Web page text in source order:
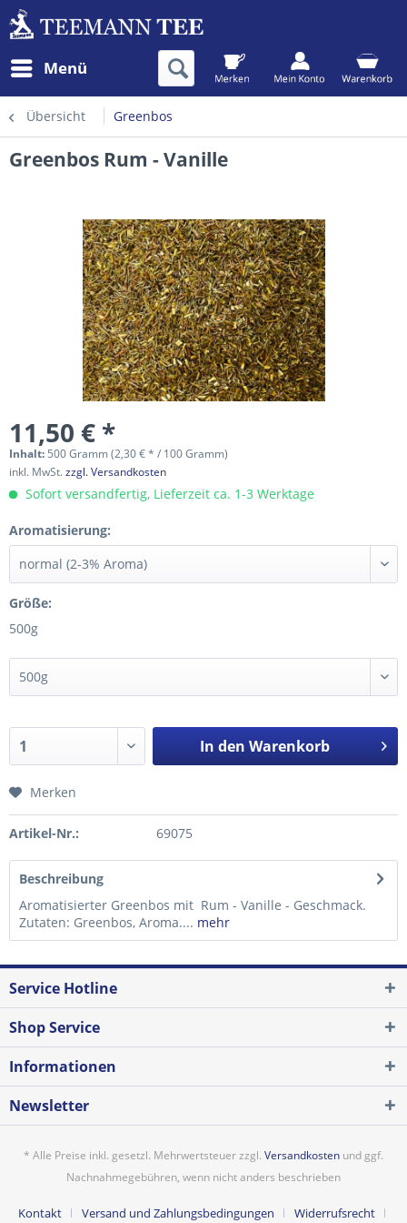
Menü
Übersicht Greenbos
Greenbos Rum - Vanille
11,50 € *
Inhalt: 500 Gramm (2,30 € * / 100 Gramm)
inkl. MwSt.zzgl. Versandkosten
Sofort versandfertig, Lieferzeit ca. 1-3 Werktage
Aromatisierung:
Größe:
500g
In den Warenkorb
Merken
Artikel-Nr.: 69075
Beschreibung
Aromatisierter Greenbos mit Rum - Vanille - Geschmack.
Zutaten: Greenbos, Aroma.... mehr
Service Hotline
Shop Service
Informationen
Newsletter
* Alle Preise inkl. gesetzl. Mehrwertsteuer zzgl. Versandkosten und ggf.
Nachnahmegebühren, wenn nicht anders beschrieben
Kontakt Versand und Zahlungsbedingungen Widerrufsrecht